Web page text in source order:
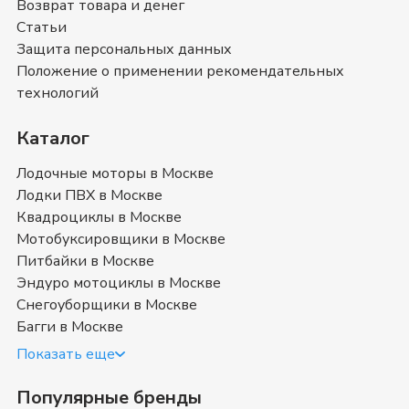
вы можете ознакомиться с отзывами покупателей на
Снегоуборщики Evoline
Снегоуборщики Evoline- магазин в
Москве
(499) 117-00-53
удовольствием ответим на все интересующие
вопросы о покупке товаров в категории
Снегоуборщики Evoline
Московская область
Купить снегоуборщик Evoline в
Москве
Снегоуборочные машины (снегоочиститель,
снегоуборочник) Эволайн — техника, приспособленная для
(измельчение и выброс). Различают профессиональные и
Возврат товара и денег
Статьи
Защита персональных данных
Положение о применении рекомендательных
технологий
Каталог
Лодочные моторы в Москве
Лодки ПВХ в Москве
Квадроциклы в Москве
Мотобуксировщики в Москве
Питбайки в Москве
Эндуро мотоциклы в Москве
Снегоуборщики в Москве
Багги в Москве
Показать еще
Популярные бренды